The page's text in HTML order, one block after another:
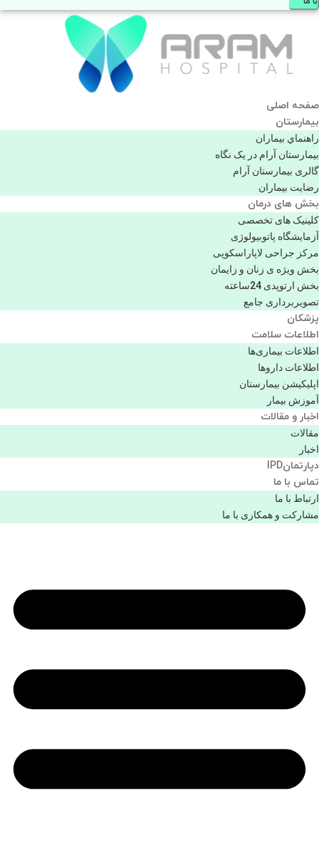
صفحه اصلی
بيمارستان
راهنماي بیماران
بیمارستان آرام در یک نگاه
گالری بیمارستان آرام
رضایت بیماران
بخش های درمان
کلینیک های تخصصی
آزمایشگاه پاتوبیولوژی
مرکز جراحی لاپاراسکوپی
بخش ویژه ی زنان و زایمان
بخش ارتوپدی 24ساعته
تصویربرداری جامع
پزشكان
اطلاعات سلامت
اطلاعات بیماری‌ها
اطلاعات دارو‌ها
اپليكيشن بيمارستان
آموزش بیمار
اخبار و مقالات
مقالات
اخبار
دپارتمانIPD
تماس با ما
ارتباط با ما
مشاركت و همكاری با ما